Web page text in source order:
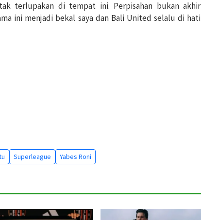
terlupakan di tempat ini. Perpisahan bukan akhir
ini menjadi bekal saya dan Bali United selalu di hati
Superleague Yabes Roni